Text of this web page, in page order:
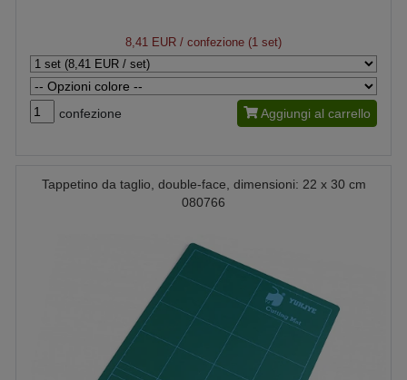
8,41 EUR / confezione (1 set)
confezione Aggiungi al carrello
Tappetino da taglio, double-face, dimensioni: 22 x 30 cm
080766